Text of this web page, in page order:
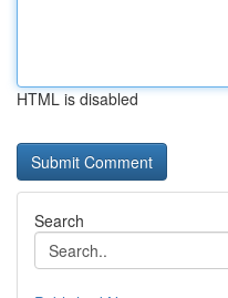
HTML is disabled
Search